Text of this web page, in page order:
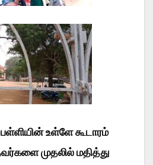
உள்ளே கூடாரம்
முதலில் மதித்து